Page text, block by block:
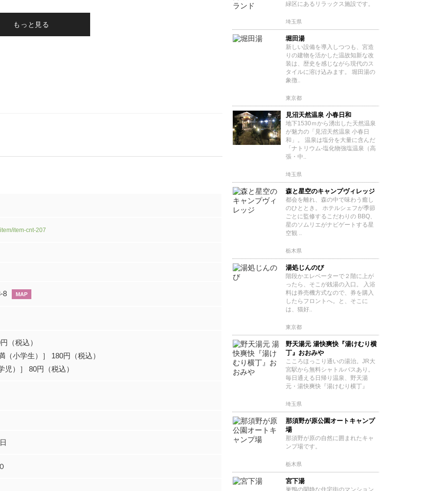
item-cnt-207
8 MAP
（税込）
（小学生）］ 180円（税込）
）］ 80円（税込）
緑区にあるリラックス施設です。
埼玉県
堀田湯
新しい設備を導入しつつも、宮造
りの建物を活かした温故知新な改
装は、歴史を感じながら現代のス
タイルに溶け込みます。 堀田湯の
象徴..
東京都
見沼天然温泉 小春日和
地下1530ｍから湧出した天然温泉
が魅力の「見沼天然温泉 小春日
和」。 温泉は塩分を大量に含んだ
「ナトリウム‐塩化物強塩温泉（高
張・中..
埼玉県
森と星空のキャンプヴィレッジ
都会を離れ、森の中で味わう癒し
のひととき。 ホテルシェフが季節
ごとに監修するこだわりの BBQ、
星のソムリエがナビゲートする星
空観 ..
栃木県
湯処じんのび
階段かエレベーターで２階に上が
ったら、そこが銭湯の入口。 入浴
料は券売機方式なので、券を購入
したらフロントへ。と、そこに
は、猫好..
東京都
野天湯元 湯快爽快『湯けむり横
丁』おおみや
こころほっこり通いの湯治。JR大
宮駅から無料シャトルバスあり。
毎日通える日帰り温泉、野天湯
元・湯快爽快『湯けむり横丁』
埼玉県
那須野が原公園オートキャンプ
場
那須野が原の自然に囲まれたキャ
ンプ場です。
栃木県
宮下湯
巣鴨の閑静な住宅街のマンション